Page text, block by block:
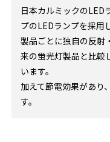
日本カルミックのLED
プのLEDランプを採用
製品ごとに独自の反射
来の蛍光灯製品と比較
います。
加えて節電効果があり
す。